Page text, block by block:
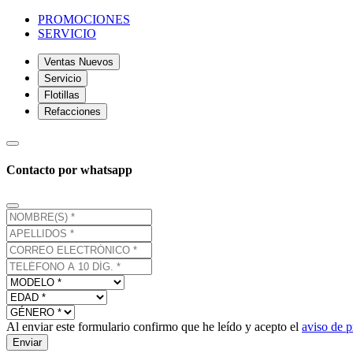
PROMOCIONES
SERVICIO
Ventas Nuevos
Servicio
Flotillas
Refacciones
Contacto por whatsapp
Al enviar este formulario confirmo que he leído y acepto el aviso de
Enviar